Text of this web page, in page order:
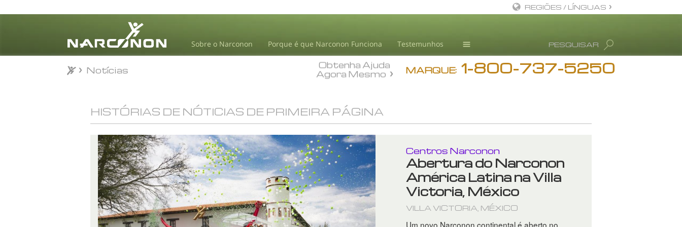
Sobre o Narconon Porque é que Narconon Funciona Testemunhos
Centros Narconon
PESQUISAR
REGIÕES / LÍNGUAS
Dinamarquês
Alemão
Italiano
Japonês
Macedónio
MARQUE: 1-800-737-5250
Obtenha Ajuda
Agora Mesmo
Notícias
HISTÓRIAS DE NÓTICIAS DE PRIMEIRA PÁGINA
Centros Narconon
Abertura do Narconon
América Latina na Villa
Victoria, México
VILLA VICTORIA, MÉXICO
Um novo Narconon continental é aberto no